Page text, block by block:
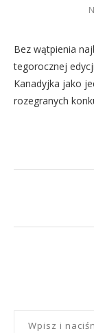
Bez wątpienia
tegorocznej
Kanadyjka jako
rozegranych